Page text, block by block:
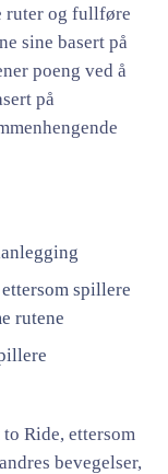
ruter og fullføre
sine basert på
poeng ved å
på
spillere
rutene
Ride, ettersom
bevegelser,